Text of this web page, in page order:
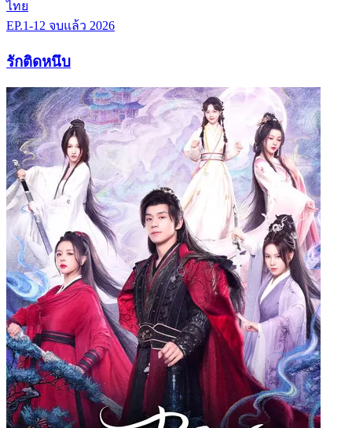
ไทย
EP.1-12 จบแล้ว 2026
รักติดหนึบ